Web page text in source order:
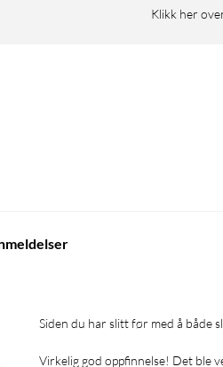
Klikk her
Siden du har slitt før med å både slå av og på lysene i taket!
Virkelig god oppfinnelse! Det ble